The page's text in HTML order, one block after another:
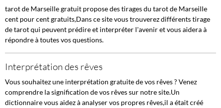
tarot de Marseille gratuit propose des tirages du tarot de Marseille
cent pour cent gratuits,Dans ce site vous trouverez différents tirage
de tarot qui peuvent prédire et interpréter l'avenir et vous aidera à
répondre à toutes vos questions.
Interprétation des rêves
Vous souhaitez une interprétation gratuite de vos rêves ? Venez
comprendre la signification de vos rêves sur notre site.Un
dictionnaire vous aidez à analyser vos propres rêves,il a était créé